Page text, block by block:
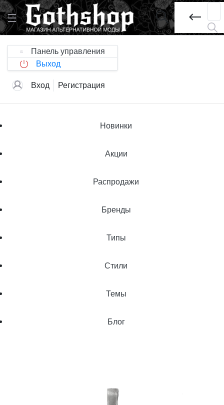
Панель управления
Выход
Вход Регистрация
Новинки
Акции
Распродажи
Бренды
Типы
Стили
Темы
Блог